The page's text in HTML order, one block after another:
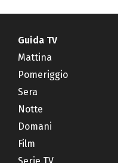
Guida TV
Mattina
Pomeriggio
Sera
Notte
Domani
Film